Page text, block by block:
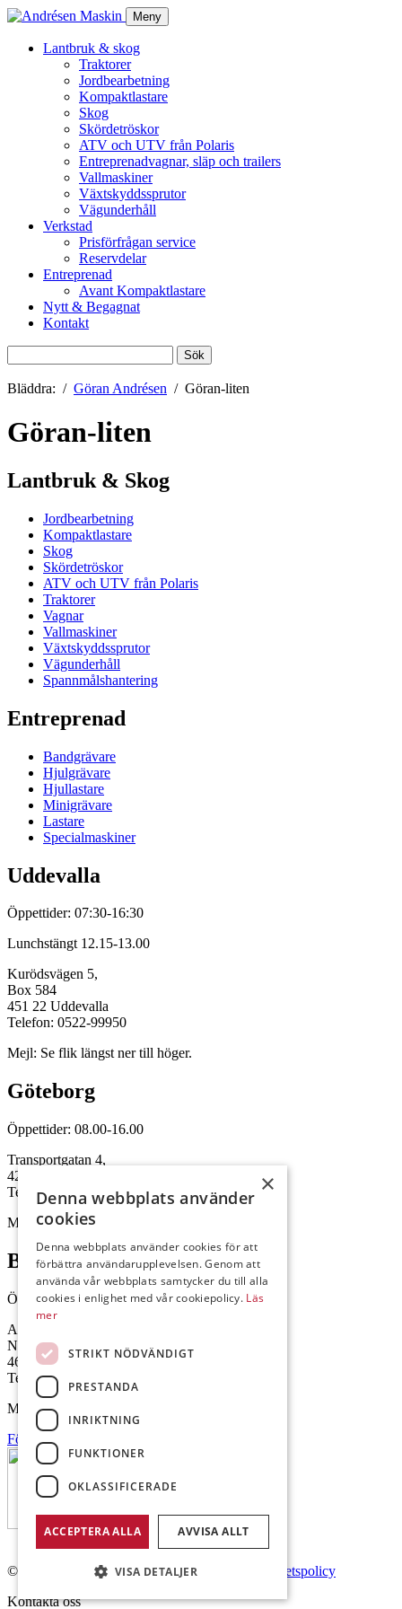
Meny
Lantbruk & skog
Traktorer
Jordbearbetning
Kompaktlastare
Skog
Skördetröskor
ATV och UTV från Polaris
Entreprenadvagnar, släp och trailers
Vallmaskiner
Växtskyddssprutor
Vägunderhåll
Verkstad
Prisförfrågan service
Reservdelar
Entreprenad
Avant Kompaktlastare
Nytt & Begagnat
Kontakt
efter:
Bläddra:
Göran Andrésen Göran-liten
Göran-liten
Lantbruk & Skog
Jordbearbetning
Kompaktlastare
Skog
Skördetröskor
ATV och UTV från Polaris
Traktorer
Vagnar
Vallmaskiner
Växtskyddssprutor
Vägunderhåll
Spannmålshantering
Entreprenad
Bandgrävare
Hjulgrävare
Hjullastare
Minigrävare
Lastare
Specialmaskiner
Uddevalla
Öppettider: 07:30-16:30
Lunchstängt 12.15-13.00
Kurödsvägen 5,
Box 584
451 22 Uddevalla
Telefon: 0522-99950
Mejl: Se flik längst ner till höger.
Göteborg
Öppettider: 08.00-16.00
Transportgatan 4,
422 46 Hisings Backa
Telefon: 0708-115352
Mejl: Se flik längst ner till höger.
Brålanda
Öppettider: 07:00-16:00
Andrésen Maskin i Brålanda AB
Nuntorp 301
464 64 Brålanda
Telefon: 0521-57 57 30
Mejl: Se flik längst ner till höger.
Följ oss på Facebook
© Copyright 2026 Andrésen Maskin AB.
Integritetspolicy
Kontakta oss
×
Denna webbplats använder
cookies
Denna webbplats använder cookies för att
förbättra användarupplevelsen. Genom att
använda vår webbplats samtycker du till alla
cookies i enlighet med vår cookiepolicy. Läs
mer
STRIKT NÖDVÄNDIGT
PRESTANDA
INRIKTNING
FUNKTIONER
OKLASSIFICERADE
ACCEPTERA ALLA AVVISA ALLT
VISA DETALJER